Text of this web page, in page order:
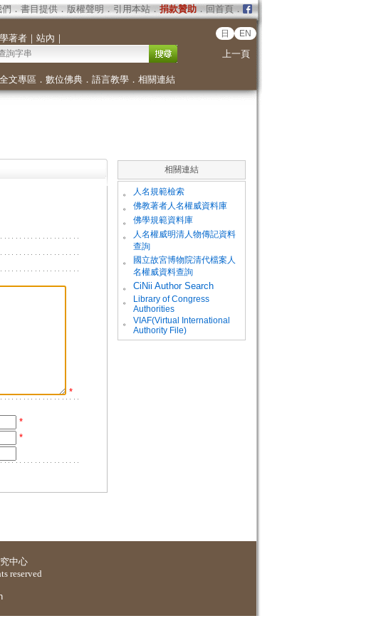
． 書目提供． 版權聲明 ． 引用本站． 捐款贊助．回首頁．
著者｜ 站內 ｜ 日 EN
上一頁
全文專區 ． 數位佛典． 語言教學． 相關連結
*
*
*
相關連結
。 人名規範檢索
。 佛教著者人名權威資料庫
。 佛學規範資料庫
。
人名權威明清人物傳記資料
查詢
。
國立故宮博物院清代檔案人
名權威資料查詢
。
CiNii Author Search
。
Library of Congress
Authorities
。
VIAF(Virtual International
Authority File)
中心
reserved